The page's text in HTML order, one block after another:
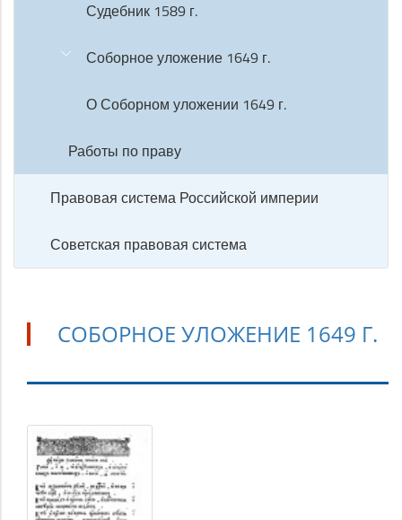
Судебник 1589 г.
Соборное уложение 1649 г.
О Соборном уложении 1649 г.
Работы по праву
Правовая система Российской империи
Советская правовая система
СОБОРНОЕ УЛОЖЕНИЕ 1649 Г.
Соборное
уложение
1649
г.